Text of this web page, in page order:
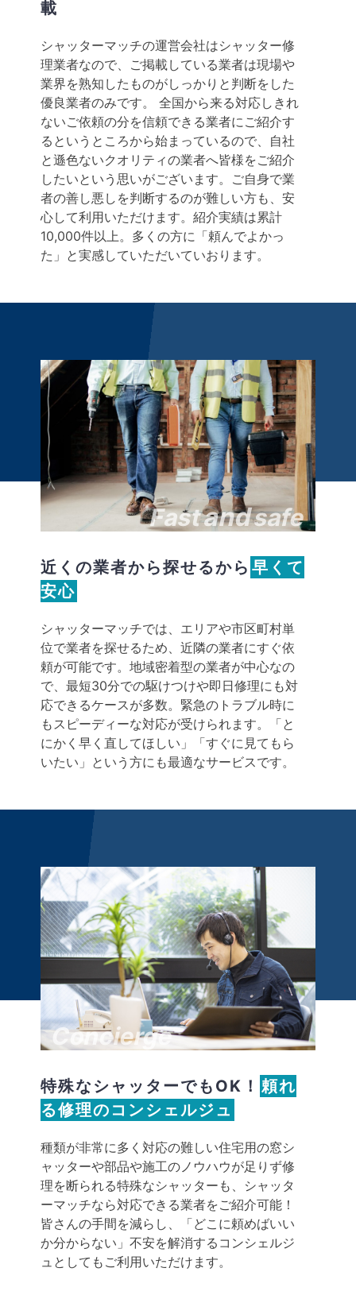
載
シャッターマッチの運営会社はシャッター修
理業者なので、ご掲載している業者は現場や
業界を熟知したものがしっかりと判断をした
優良業者のみです。 全国から来る対応しきれ
ないご依頼の分を信頼できる業者にご紹介す
るというところから始まっているので、自社
と遜色ないクオリティの業者へ皆様をご紹介
したいという思いがございます。ご自身で業
者の善し悪しを判断するのが難しい方も、安
心して利用いただけます。紹介実績は累計
10,000件以上。多くの方に「頼んでよかっ
た」と実感していただいていおります。
近くの業者から探せるから 早くて
安心
シャッターマッチでは、エリアや市区町村単
位で業者を探せるため、近隣の業者にすぐ依
頼が可能です。地域密着型の業者が中心なの
で、最短30分での駆けつけや即日修理にも対
応できるケースが多数。緊急のトラブル時に
もスピーディーな対応が受けられます。「と
にかく早く直してほしい」「すぐに見てもら
いたい」という方にも最適なサービスです。
Fastandsafe
特殊なシャッターでもOK！ 頼れ
る修理のコンシェルジュ
種類が非常に多く対応の難しい住宅用の窓シ
ャッターや部品や施工のノウハウが足りず修
理を断られる特殊なシャッターも、シャッタ
ーマッチなら対応できる業者をご紹介可能！
皆さんの手間を減らし、「どこに頼めばいい
か分からない」不安を解消するコンシェルジ
ュとしてもご利用いただけます。
Concierge